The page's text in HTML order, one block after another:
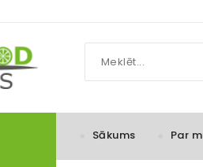
Sākums Par